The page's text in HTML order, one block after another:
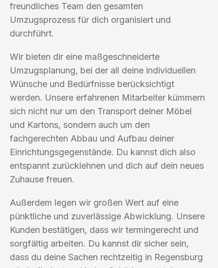
freundliches Team den gesamten
Umzugsprozess für dich organisiert und
durchführt.
Wir bieten dir eine maßgeschneiderte
Umzugsplanung, bei der all deine individuellen
Wünsche und Bedürfnisse berücksichtigt
werden. Unsere erfahrenen Mitarbeiter kümmern
sich nicht nur um den Transport deiner Möbel
und Kartons, sondern auch um den
fachgerechten Abbau und Aufbau deiner
Einrichtungsgegenstände. Du kannst dich also
entspannt zurücklehnen und dich auf dein neues
Zuhause freuen.
Außerdem legen wir großen Wert auf eine
pünktliche und zuverlässige Abwicklung. Unsere
Kunden bestätigen, dass wir termingerecht und
sorgfältig arbeiten. Du kannst dir sicher sein,
dass du deine Sachen rechtzeitig in Regensburg